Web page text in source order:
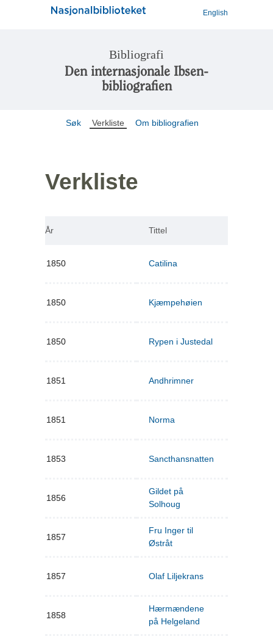
English
Bibliografi
Den internasjonale Ibsen-
bibliografien
Søk Verkliste Om bibliografien
Verkliste
År Tittel
1850 Catilina
1850 Kjæmpehøien
1850 Rypen i Justedal
1851 Andhrimner
1851 Norma
1853 Sancthansnatten
1856
Gildet på
Solhoug
1857
Fru Inger til
Østråt
1857 Olaf Liljekrans
1858
Hærmændene
på Helgeland